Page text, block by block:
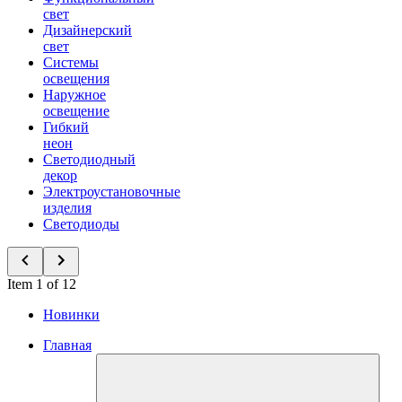
свет
Дизайнерский
свет
Системы
освещения
Наружное
освещение
Гибкий
неон
Светодиодный
декор
Электроустановочные
изделия
Светодиоды
Item 1 of 12
Новинки
Главная